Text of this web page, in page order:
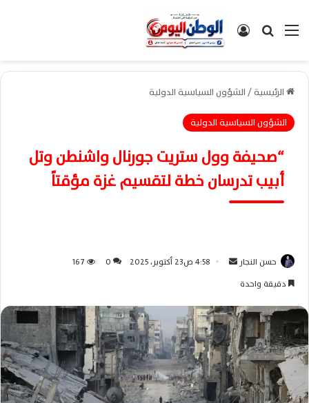
القائمةبحث عن تسجيل الدخول
الرئيسية/الشؤون السياسية الدولية
الشؤون السياسية الدولية
“صحيفة وول ستريت جورنال واشنطن وتل
أبيب تدرسان خطة لتقسيم غزة مؤقتاً
حسن النجار
ل
ب
ر
ي
د
ا
4:58 ص23 أكتوبر، 2025 0
167
دقيقة واحدة